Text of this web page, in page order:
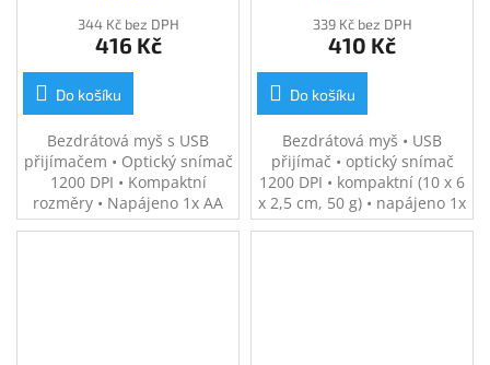
344 Kč bez DPH
416 Kč
Do košíku
Bezdrátová myš s USB
přijímačem • Optický snímač
1200 DPI • Kompaktní
rozměry • Napájeno 1x AA
baterií
339 Kč bez DPH
410 Kč
Do košíku
Bezdrátová myš • USB
přijímač • optický snímač
1200 DPI • kompaktní (10 x 6
x 2,5 cm, 50 g) • napájeno 1x
AA baterií